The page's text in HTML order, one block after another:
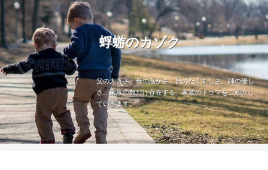
蜉蝣のカゾク
父の大きさ、母の温かさ、兄のたくましさ、姉の優し
さ…家族の数だけ存在する、家族のドラマをご紹介し
ていきます。